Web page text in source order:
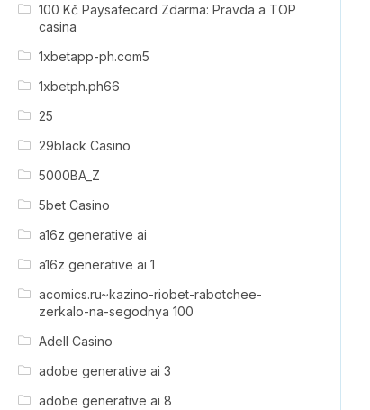
100 Kč Paysafecard Zdarma: Pravda a TOP
casina
1xbetapp-ph.com5
1xbetph.ph66
25
29black Casino
5000BA_Z
5bet Casino
a16z generative ai
a16z generative ai 1
acomics.ru~kazino-riobet-rabotchee-
zerkalo-na-segodnya 100
Adell Casino
adobe generative ai 3
adobe generative ai 8